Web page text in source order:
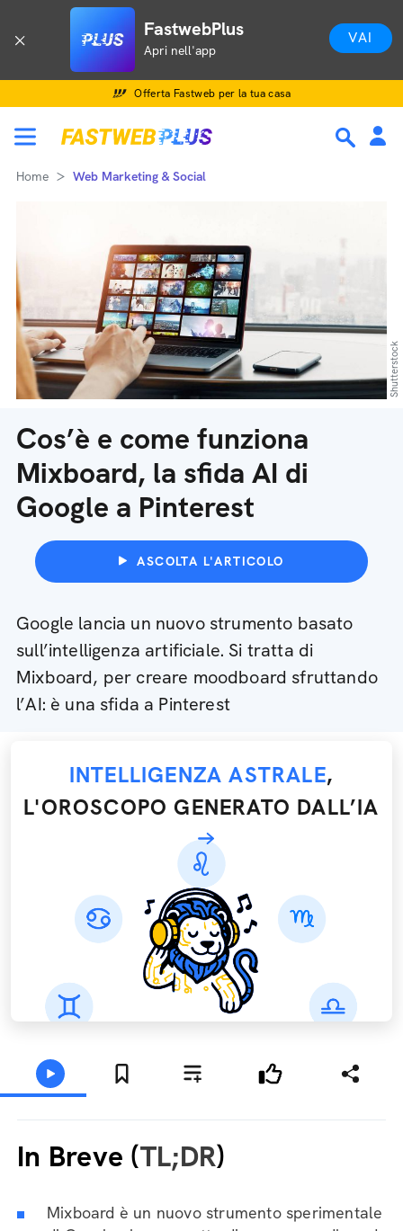
FastwebPlus
Apri nell'app
VAI
Offerta Fastweb per la tua casa
Home Web Marketing & Social
Cos’è e come funziona
Mixboard, la sfida AI di
Google a Pinterest
ASCOLTA L'ARTICOLO
Google lancia un nuovo strumento basato
sull’intelligenza artificiale. Si tratta di
Mixboard, per creare moodboard sfruttando
l’AI: è una sfida a Pinterest
Shutterstock
INTELLIGENZA ASTRALE,
L'OROSCOPO GENERATO DALL’IA
In Breve (TL;DR)
Mixboard è un nuovo strumento sperimentale